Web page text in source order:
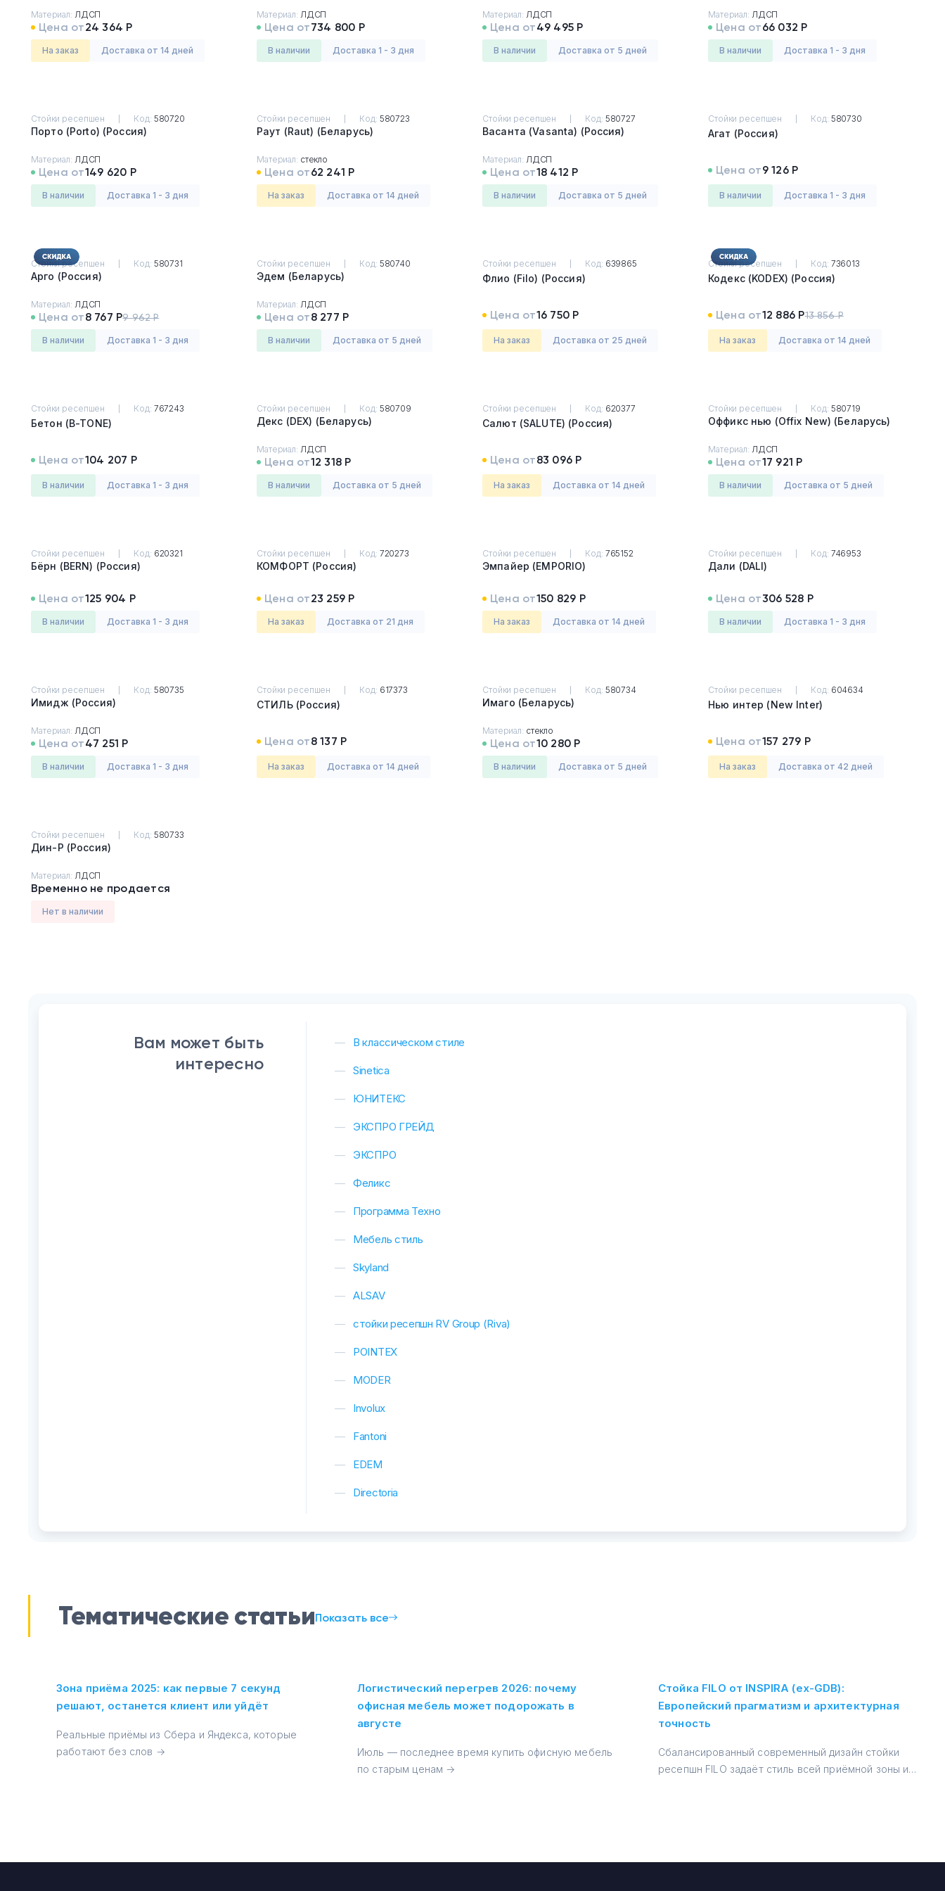
Материал: ЛДСП
Цена от24 364 Р
На заказ Доставка от 14 дней
Материал: ЛДСП
Цена от734 800 Р
в наличии Доставка 1 - 3 дня
Материал: ЛДСП
Цена от49 495 Р
в наличии Доставка от 5 дней
Материал: ЛДСП
Цена от66 032 Р
в наличии Доставка 1 - 3 дня
Стойки ресепшен Код: 580720
Порто (Porto) (Россия)
Материал: ЛДСП
Цена от149 620 Р
в наличии Доставка 1 - 3 дня
Стойки ресепшен Код: 580723
Раут (Raut) (Беларусь)
Материал: стекло
Цена от62 241 Р
На заказ Доставка от 14 дней
Стойки ресепшен Код: 580727
Васанта (Vasanta) (Россия)
Материал: ЛДСП
Цена от18 412 Р
в наличии Доставка от 5 дней
Стойки ресепшен Код: 580730
Агат (Россия)
Цена от9 126 Р
в наличии Доставка 1 - 3 дня
Стойки ресепшен Код: 580731
Арго (Россия)
Материал: ЛДСП
Цена от8 767 Р9 962 Р
в наличии Доставка 1 - 3 дня
Стойки ресепшен Код: 580740
Эдем (Беларусь)
Материал: ЛДСП
Цена от8 277 Р
в наличии Доставка от 5 дней
Стойки ресепшен Код: 639865
Флио (Filo) (Россия)
Цена от16 750 Р
На заказ Доставка от 25 дней
Стойки ресепшен Код: 736013
Кодекс (KODEX) (Россия)
Цена от12 886 Р13 856 Р
На заказ Доставка от 14 дней
Стойки ресепшен Код: 767243
Бетон (B-TONE)
Цена от104 207 Р
в наличии Доставка 1 - 3 дня
Стойки ресепшен Код: 580709
Декс (DEX) (Беларусь)
Материал: ЛДСП
Цена от12 318 Р
в наличии Доставка от 5 дней
Стойки ресепшен Код: 620377
Салют (SALUTE) (Россия)
Цена от83 096 Р
На заказ Доставка от 14 дней
Стойки ресепшен Код: 580719
Оффикс нью (Offix New) (Беларусь)
Материал: ЛДСП
Цена от17 921 Р
в наличии Доставка от 5 дней
Стойки ресепшен Код: 620321
Бёрн (BERN) (Россия)
Цена от125 904 Р
в наличии Доставка 1 - 3 дня
Стойки ресепшен Код: 720273
КОМФОРТ (Россия)
Цена от23 259 Р
На заказ Доставка от 21 дня
Стойки ресепшен Код: 765152
Эмпайер (EMPORIO)
Цена от150 829 Р
На заказ Доставка от 14 дней
Стойки ресепшен Код: 746953
Дали (DALI)
Цена от306 528 Р
в наличии Доставка 1 - 3 дня
Стойки ресепшен Код: 580735
Имидж (Россия)
Материал: ЛДСП
Цена от47 251 Р
в наличии Доставка 1 - 3 дня
Стойки ресепшен Код: 617373
СТИЛЬ (Россия)
Цена от8 137 Р
На заказ Доставка от 14 дней
Стойки ресепшен Код: 580734
Имаго (Беларусь)
Материал: стекло
Цена от10 280 Р
в наличии Доставка от 5 дней
Стойки ресепшен Код: 604634
Нью интер (New Inter)
Цена от157 279 Р
На заказ Доставка от 42 дней
Стойки ресепшен Код: 580733
Дин-Р (Россия)
Материал: ЛДСП
Временно не продается
Нет в наличии
Вам может быть
интересно
В классическом стиле
Sinetica
ЮНИТЕКС
ЭКСПРО ГРЕЙД
ЭКСПРО
Феликс
Программа Техно
Мебель стиль
Skyland
ALSAV
стойки ресепшн RV Group (Riva)
POINTEX
MODER
Involux
Fantoni
EDEM
Directoria
Тематические статьиПоказать все
Зона приёма 2025: как первые 7 секунд
решают, останется клиент или уйдёт
Реальные приёмы из Сбера и Яндекса, которые
работают без слов →
Логистический перегрев 2026: почему
офисная мебель может подорожать в
августе
Июль — последнее время купить офисную мебель
по старым ценам →
Стойка FILO от INSPIRA (ex-GDB):
Европейский прагматизм и архитектурная
точность
Сбалансированный современный дизайн стойки
ресепшн FILO задаёт стиль всей приёмной зоны и